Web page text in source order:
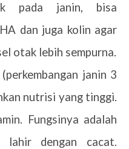
pada janin, bisa
dan juga kolin agar
otak lebih sempurna.
janin 3
nutrisi yang tinggi.
Fungsinya adalah
lahir dengan cacat.